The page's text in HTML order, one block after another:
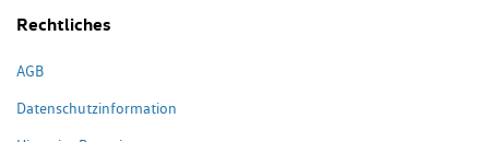
Rechtliches
AGB
Datenschutzinformation